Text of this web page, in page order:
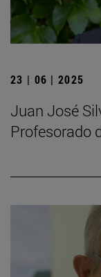
23 | 06 | 2025
Juan José
Profesorado